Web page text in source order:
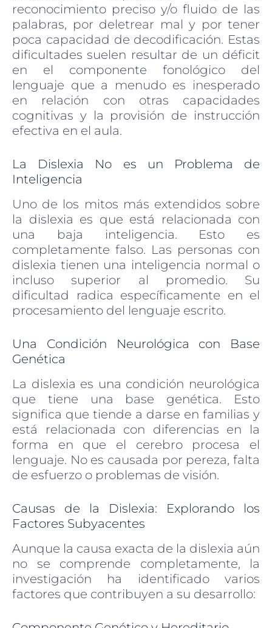
reconocimiento preciso y/o fluido de las
palabras, por deletrear mal y por tener
poca capacidad de decodificación. Estas
dificultades suelen resultar de un déficit
en el componente fonológico del
lenguaje que a menudo es inesperado
en relación con otras capacidades
cognitivas y la provisión de instrucción
efectiva en el aula.
La Dislexia No es un Problema de
Inteligencia
Uno de los mitos más extendidos sobre
la dislexia es que está relacionada con
una baja inteligencia. Esto es
completamente falso. Las personas con
dislexia tienen una inteligencia normal o
incluso superior al promedio. Su
dificultad radica específicamente en el
procesamiento del lenguaje escrito.
Una Condición Neurológica con Base
Genética
La dislexia es una condición neurológica
que tiene una base genética. Esto
significa que tiende a darse en familias y
está relacionada con diferencias en la
forma en que el cerebro procesa el
lenguaje. No es causada por pereza, falta
de esfuerzo o problemas de visión.
Causas de la Dislexia: Explorando los
Factores Subyacentes
Aunque la causa exacta de la dislexia aún
no se comprende completamente, la
investigación ha identificado varios
factores que contribuyen a su desarrollo: